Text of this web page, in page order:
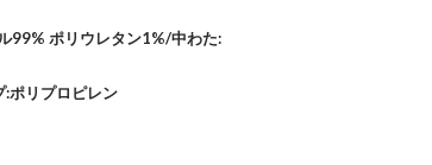
99% ポリウレタン1%/中わた:
:ポリプロピレン